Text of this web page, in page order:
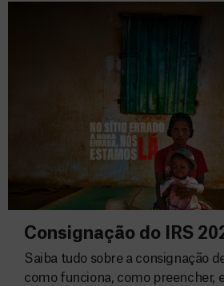
Consignação do IRS
Saiba tudo sobre a consignação
como funciona, como preencher,